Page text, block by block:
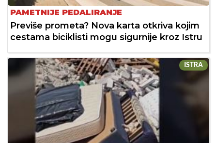
PAMETNIJE PEDALIRANJE
Previše prometa? Nova karta otkriva kojim
cestama biciklisti mogu sigurnije kroz Istru
ISTRA